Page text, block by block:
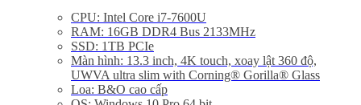
CPU: Intel Core i7-7600U
RAM: 16GB DDR4 Bus 2133MHz
SSD: 1TB PCIe
Màn hình: 13.3 inch, 4K touch, xoay lật 360 độ,
UWVA ultra slim with Corning® Gorilla® Glass
Loa: B&O cao cấp